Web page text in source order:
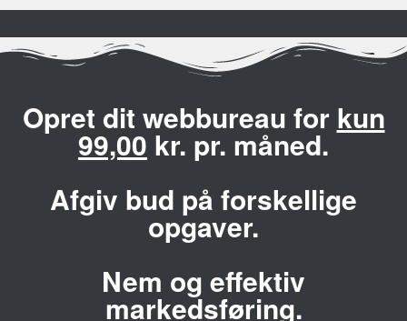
Opret dit webbureau for kun
99,00 kr. pr. måned.
Afgiv bud på forskellige
opgaver.
Nem og effektiv
markedsføring.